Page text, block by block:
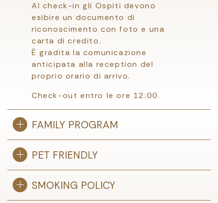
Al check-in gli Ospiti devono
esibire un documento di
riconoscimento con foto e una
carta di credito.
È gradita la comunicazione
anticipata alla reception del
proprio orario di arrivo.
Check-out entro le ore 12:00
FAMILY PROGRAM
PET FRIENDLY
SMOKING POLICY